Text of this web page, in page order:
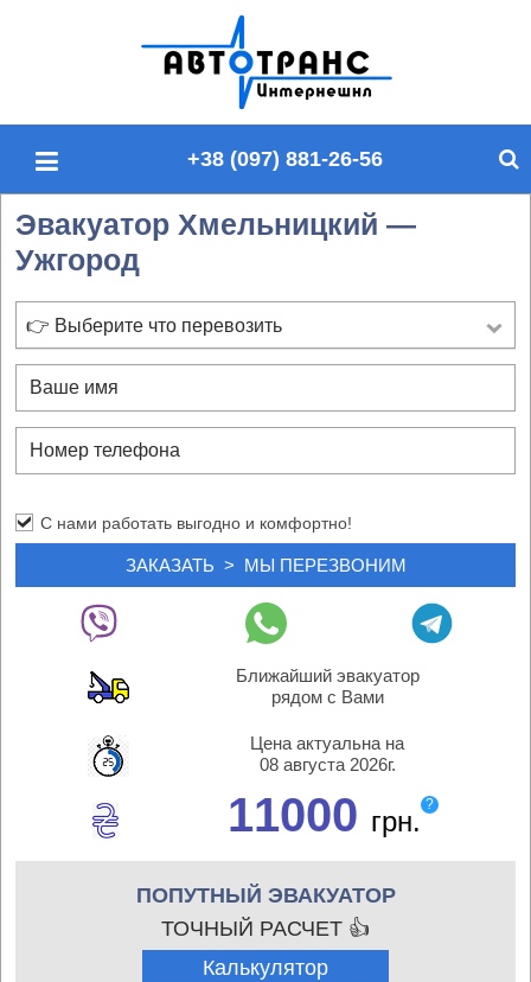
п
т
+38 (097) 881-26-56
Эвакуатор Хмельницкий —
Ужгород
👉 Выберите что перевозить
С нами работать выгодно и комфортно!
Ближайший эвакуатор
рядом с Вами
Цена актуальна на
08 августа 2026г.
11000 грн.
?
ПОПУТНЫЙ ЭВАКУАТОР
ТОЧНЫЙ РАСЧЕТ 👍
Калькулятор